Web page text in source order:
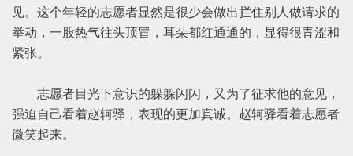
见。这个年轻的志愿者显然是很少会做出拦住别人做请求的
举动，一股热气往头顶冒，耳朵都红通通的，显得很青涩和
紧张。
志愿者目光下意识的躲躲闪闪，又为了征求他的意见，
强迫自己看着赵轲驿，表现的更加真诚。赵轲驿看着志愿者
微笑起来。